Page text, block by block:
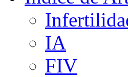
IA
FIV